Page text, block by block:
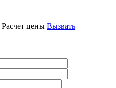
Расчет цены Вызвать